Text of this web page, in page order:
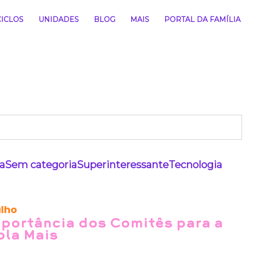
UNIDADES BLOG MAIS PORTAL DA FAMÍLIA
Sem categoriaSuperinteressanteTecnologia
dos Comitês para a
Mais